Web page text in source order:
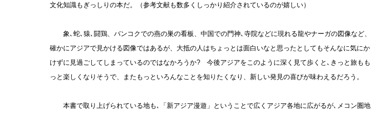
文化知識もぎっしりの本だ。（参考文献も数多くしっかり紹介されているのが嬉しい）
象､蛇､猿､闘鶏、バンコクでの燕の巣の看板、中国での門神､寺院などに現れる龍やナーガの図像など、
確かにアジアで見かける図像ではあるが、大抵の人はちょっとは面白いなと思ったとしてもそんなに気にか
けずに見過ごしてしまっているのではなかろうか? 今後アジアをこのように深く見て歩くと､きっと旅もも
っと楽しくなりそうで、またもっといろんなことを知りたくなり、新しい発見の喜びが味わえるだろう。
本書で取り上げられている地も､「新アジア漫遊」ということで広くアジア各地に広がるが､メコン圏地